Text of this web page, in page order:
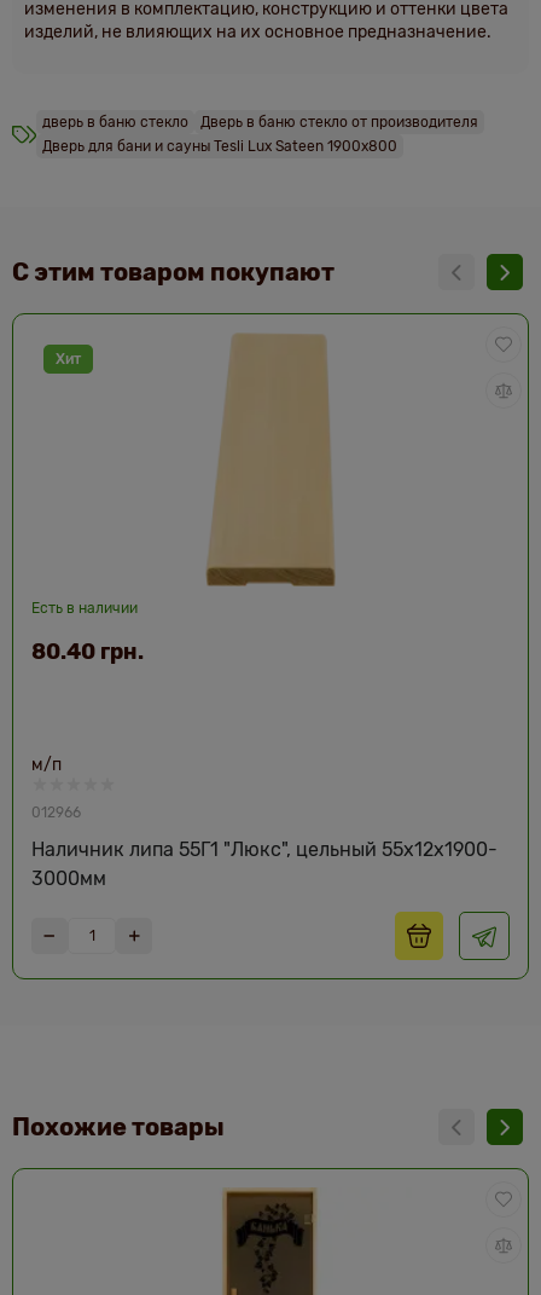
изменения в комплектацию, конструкцию и оттенки цвета
изделий, не влияющих на их основное предназначение.
дверь в баню стекло
Дверь в баню стекло от производителя
Дверь для бани и сауны Tesli Lux Sateen 1900х800
С этим товаром покупают
Хит
Есть в наличии
012966
Наличник липа 55Г1 "Люкс", цельный 55х12х1900-
3000мм
80.40 грн.
м/п
Похожие товары